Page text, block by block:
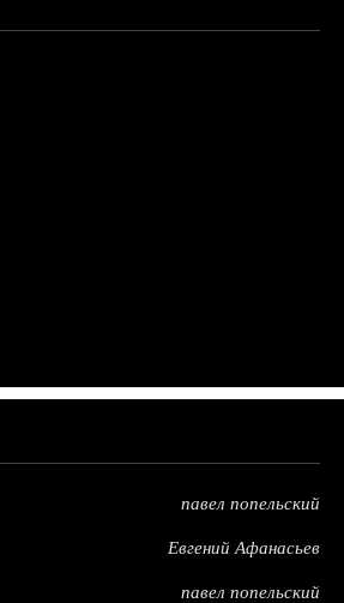
павел попельский
Евгений Афанасьев
павел попельский